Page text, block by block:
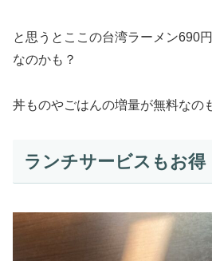
と思うとここの台湾ラーメン690
なのかも？
丼ものやごはんの増量が無料なの
ランチサービスもお得